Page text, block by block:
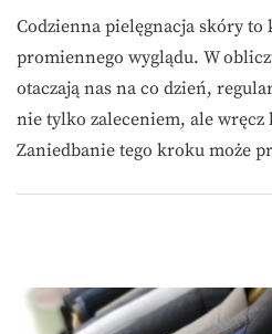
Codzienna pielęgnacja skóry to
promiennego wyglądu. W
otaczają nas na co dzień,
nie tylko zaleceniem, ale wręcz
Zaniedbanie tego kroku może